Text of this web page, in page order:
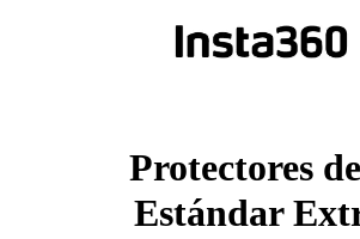
Protectores
Estándar